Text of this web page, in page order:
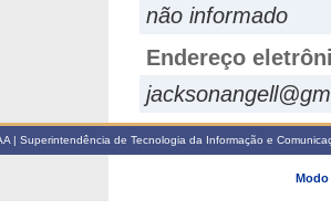
não informado
Endereço
| Superintendência de Tecnologia da Informação e
Modo